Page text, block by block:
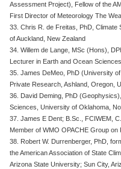
Assessment Project), Fellow of the
First Director of Meteorology The
33. Chris R. de Freitas, PhD,
of Auckland, New Zealand
34. Willem de Lange, MSc (Hons),
Lecturer in Earth and Ocean
35. James DeMeo, PhD (University
Private Research, Ashland, Oregon,
36. David Deming, PhD
Sciences, University of Oklahoma,
37. James E Dent; B.Sc., FCIWEM,
Member of WMO OPACHE Group
38. Robert W. Durrenberger, PhD,
the American Association of State
Arizona State University; Sun City,